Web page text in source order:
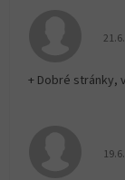
+ Dobré